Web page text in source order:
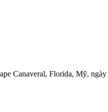
Canaveral, Florida, Mỹ,